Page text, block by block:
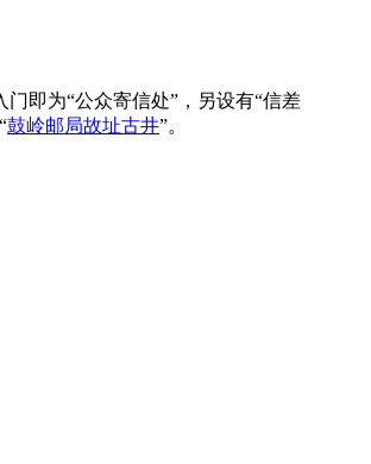
即为“公众寄信处”，另设有“信差
鼓岭邮局故址古井”。